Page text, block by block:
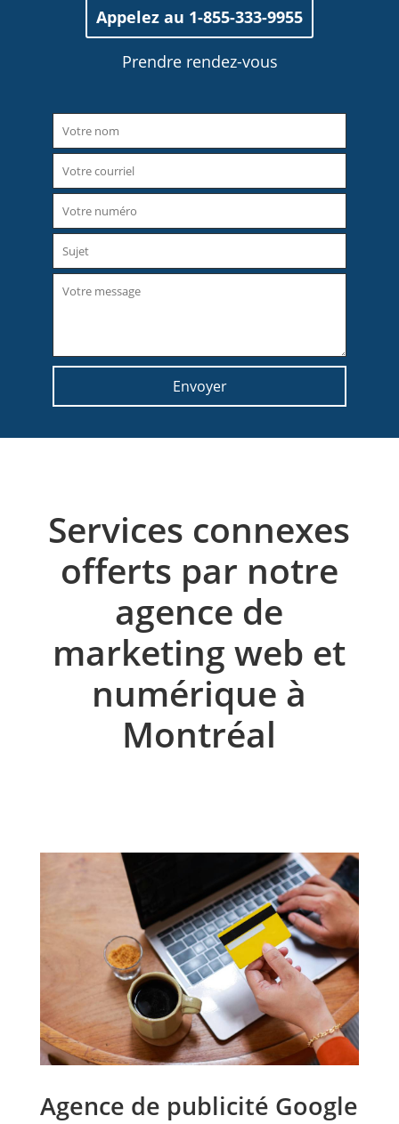
Appelez au 1-855-333-9955
Prendre rendez-vous
Services connexes
offerts par notre
agence de
marketing web et
numérique à
Montréal
Agence de publicité Google